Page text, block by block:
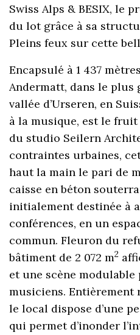
Swiss Alps & BESIX, le
du lot grâce à sa
Pleins feux sur cette
Encapsulé à 1 437
Andermatt, dans le plus
vallée d’Urseren, en
à la musique, est le fruit
du studio Seilern
contraintes urbaines,
haut la main le pari de
caisse en béton
initialement destinée à
conférences, en un
commun. Fleuron du
bâtiment de 2 072 m2
et une scène
musiciens. Entièrement
le local dispose d’une
qui permet d’inonder